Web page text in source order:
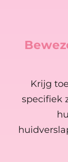
Krijg
specifiek